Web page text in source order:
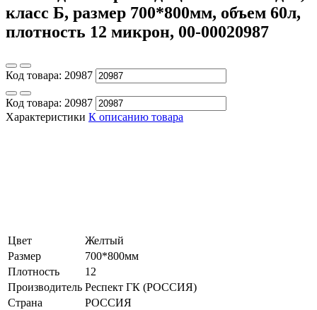
класс Б, размер 700*800мм, объем 60л,
плотность 12 микрон, 00-00020987
Код товара: 20987
Код товара: 20987
Характеристики К описанию товара
Цвет
Желтый
Размер
700*800мм
Плотность
12
Производитель Респект ГК (РОССИЯ)
Страна
РОССИЯ